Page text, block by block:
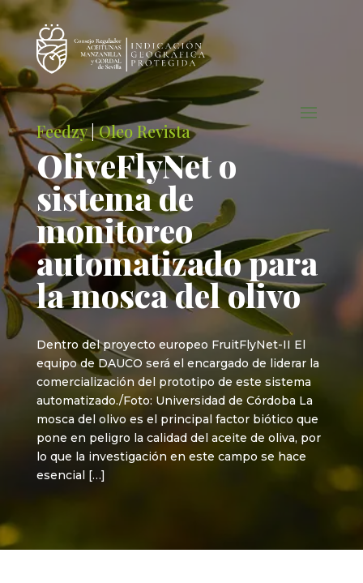
Feedzy|Oleo Revista
OliveFlyNet o
sistema de
monitoreo
automatizado para
la mosca del olivo
Dentro del proyecto europeo FruitFlyNet-II El
equipo de DAUCO será el encargado de liderar la
comercialización del prototipo de este sistema
automatizado./Foto: Universidad de Córdoba La
mosca del olivo es el principal factor biótico que
pone en peligro la calidad del aceite de oliva, por
lo que la investigación en este campo se hace
esencial […]